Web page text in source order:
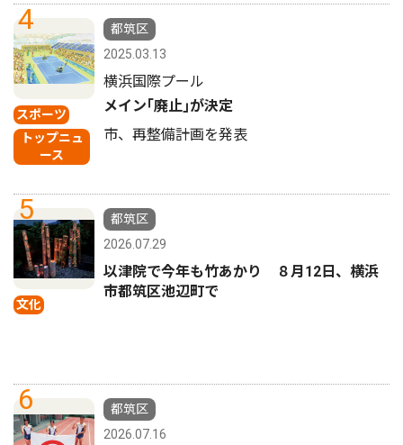
4
スポーツ
トップニュ
ース
都筑区
2025.03.13
横浜国際プール
メイン｢廃止｣が決定
市、再整備計画を発表
5
文化
都筑区
2026.07.29
以津院で今年も竹あかり ８月12日、横浜
市都筑区池辺町で
6
都筑区
2026.07.16